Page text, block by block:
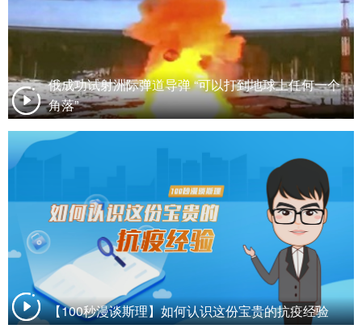
俄成功试射洲际弹道导弹 “可以打到地球上任何一个
角落”
【100秒漫谈斯理】如何认识这份宝贵的抗疫经验